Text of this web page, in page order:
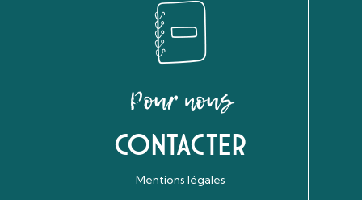
Pour nous
Contacter
Mentions légales